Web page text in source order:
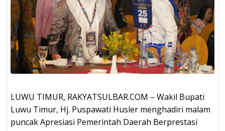
LUWU TIMUR, RAKYATSULBAR.COM – Wakil Bupati
Luwu Timur, Hj. Puspawati Husler menghadiri malam
puncak Apresiasi Pemerintah Daerah Berprestasi